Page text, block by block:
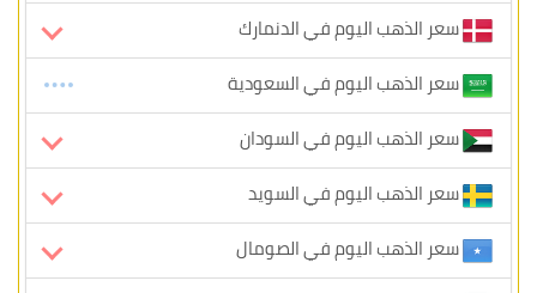
سعر الذهب اليوم في الدنمارك
سعر الذهب اليوم في السعودية
سعر الذهب اليوم في السودان
سعر الذهب اليوم في السويد
سعر الذهب اليوم في الصومال